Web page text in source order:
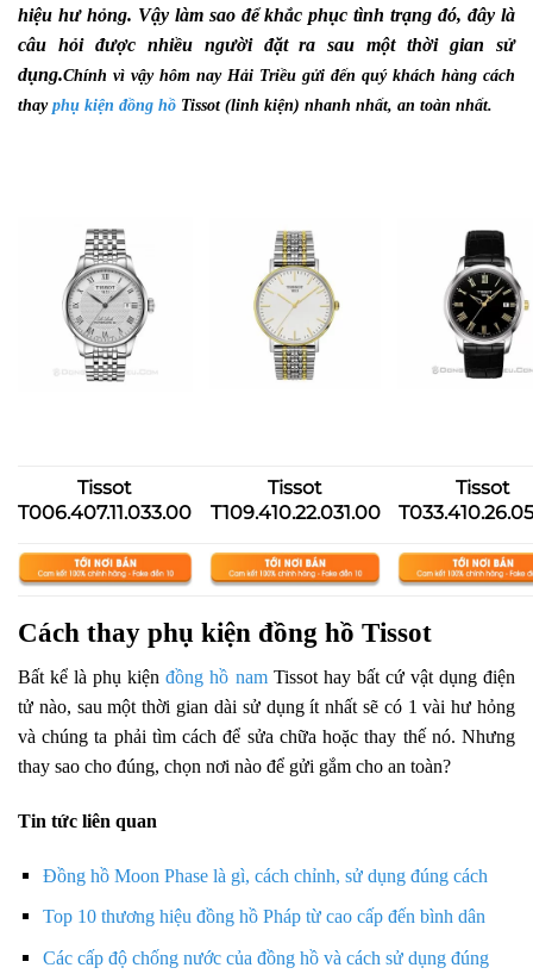
hiệu hư hỏng. Vậy làm sao để khắc phục tình trạng đó, đây là
câu hỏi được nhiều người đặt ra sau một thời gian sử
dụng.Chính vì vậy hôm nay Hải Triều gửi đến quý khách hàng cách
thayphụ kiện đồng hồ Tissot (linh kiện) nhanh nhất, an toàn nhất.
Tissot
T006.407.11.033.00
Tissot
T109.410.22.031.00
Tissot
Cách thay phụ kiện đồng hồ Tissot
Bất kể là phụ kiệnđồng hồ namTissot hay bất cứ vật dụng điện
tử nào, sau một thời gian dài sử dụng ít nhất sẽ có 1 vài hư hỏng
và chúng ta phải tìm cách để sửa chữa hoặc thay thế nó. Nhưng
thay sao cho đúng, chọn nơi nào để gửi gắm cho an toàn?
Tin tức liên quan
Đồng hồ Moon Phase là gì, cách chỉnh, sử dụng đúng cách
Top 10 thương hiệu đồng hồ Pháp từ cao cấp đến bình dân
Các cấp độ chống nước của đồng hồ và cách sử dụng đúng